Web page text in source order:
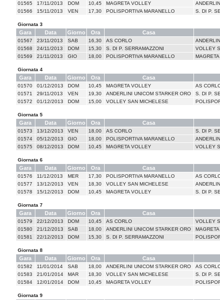
01565
17/11/2013 DOM 10,45 MAGRETA VOLLEY
01566
15/11/2013 VEN 17,30 POLISPORTIVA MARANELLO S. DI P.
Giornata 3
Gara Data Giorno Ora Casa
01567 23/11/2013 SAB 16,30 AS CORLO
01568
24/11/2013 DOM 15,30 S. DI P. SERRAMAZZONI
VOLLEY
01569
21/11/2013 GIO 18,00 POLISPORTIVA MARANELLO
Giornata 4
Gara Data Giorno Ora Casa
01570 01/12/2013 DOM 10,45 MAGRETA VOLLEY
AS
01571
29/11/2013 VEN 19,30 ANDERLINI UNICOM STARKER ORO
S. DI P.
01572
01/12/2013 DOM 15,00 VOLLEY SAN MICHELESE
Giornata 5
Gara Data Giorno Ora Casa
01573 13/12/2013 VEN 18,00 AS CORLO
S. DI P.
01574
05/12/2013 GIO 18,00 POLISPORTIVA MARANELLO
01575
08/12/2013 DOM 10,45 MAGRETA VOLLEY VOLLEY
Giornata 6
Gara Data Giorno Ora Casa
01576 11/12/2013 MER 17,30 POLISPORTIVA MARANELLO
AS
01577
13/12/2013 VEN 18,30 VOLLEY SAN MICHELESE
01578
15/12/2013 DOM 10,45 MAGRETA VOLLEY S. DI P.
Giornata 7
Gara Data Giorno Ora Casa
01579 22/12/2013 DOM 10,45 AS CORLO
VOLLEY
01580
21/12/2013 SAB 18,00 ANDERLINI UNICOM STARKER ORO
01581
22/12/2013 DOM 15,30 S. DI P. SERRAMAZZONI
Giornata 8
Gara Data Giorno Ora Casa
01582 11/01/2014 SAB 18,00 ANDERLINI UNICOM STARKER ORO
AS
01583
21/01/2014 MAR 18,30 VOLLEY SAN MICHELESE
S. DI P.
01584
12/01/2014 DOM 10,45 MAGRETA VOLLEY
Giornata 9